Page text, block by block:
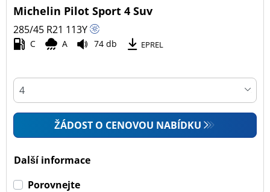
Všechny typy (41)
Osobní vůz (20)
4x4 (21)
Zemědělská technika (0)
Dojezdové
Dojezdové (5)
Michelin Pilot Sport 4 Suv
285/45 R21 113Y
C A 74 db EPREL
ŽÁDOST O CENOVOU NABÍDKU
Další informace
Porovnejte